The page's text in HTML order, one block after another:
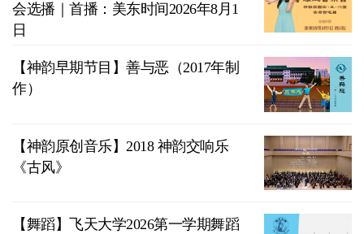
会选播｜首播：美东时间2026年8月1
日
【神韵早期节目】善与恶（2017年制
作）
【神韵原创音乐】2018 神韵交响乐
《古风》
【舞蹈】飞天大学2026第一学期舞蹈